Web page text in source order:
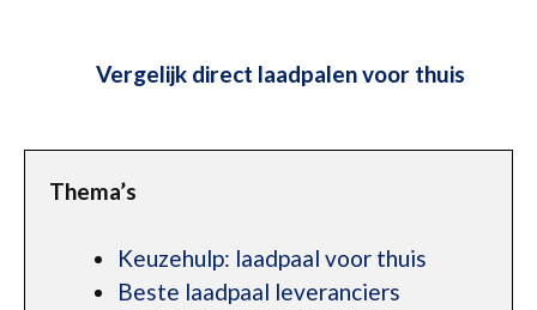
Vergelijk direct laadpalen voor thuis
Thema’s
Keuzehulp: laadpaal voor thuis
Beste laadpaal leveranciers